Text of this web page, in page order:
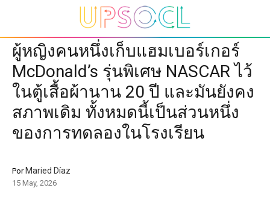
ผู้หญิงคนหนึ่งเก็บแฮมเบอร์เกอร์
McDonald’s รุ่นพิเศษ NASCAR ไว้
ในตู้เสื้อผ้านาน 20 ปี และมันยังคง
สภาพเดิม ทั้งหมดนี้เป็นส่วนหนึ่ง
ของการทดลองในโรงเรียน
Por Maried Díaz
15 May, 2026